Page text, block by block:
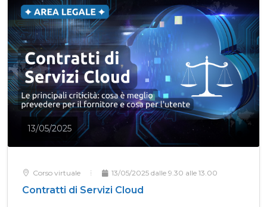
13/05/2025
Corso virtuale 13/05/2025 dalle 9.30 alle 13.00
Contratti di Servizi Cloud